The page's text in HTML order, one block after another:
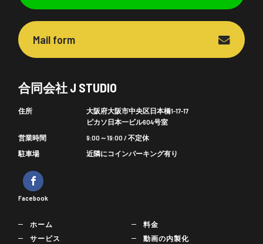
Mail form
合同会社 J STUDIO
住所
大阪府大阪市中央区日本橋1-17-17
ピカソ日本一ビル604号室
営業時間
9:00～19:00 / 不定休
駐車場
近隣にコインパーキング有り
Facebook
ホーム
サービス
料金
動画の内製化